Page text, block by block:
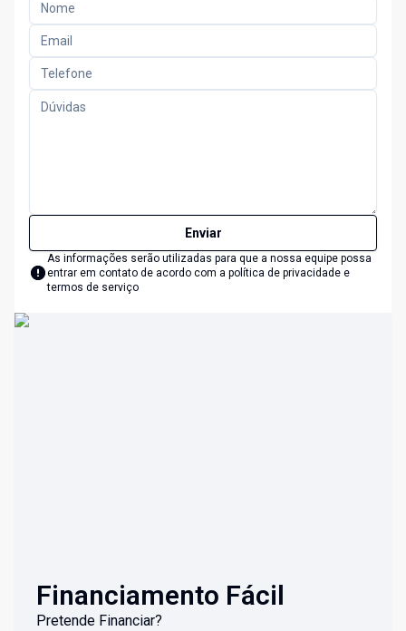
Enviar
As informações serão utilizadas para que a nossa equipe possa
entrar em contato de acordo com a política de privacidade e
termos de serviço
Financiamento Fácil
Pretende Financiar?